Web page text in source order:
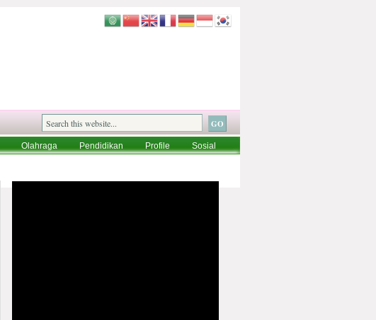
Olahraga Pendidikan Profile
Sosial